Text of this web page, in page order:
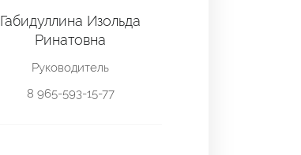
Габидуллина Изольда
Ринатовна
Руководитель
8 965-593-15-77